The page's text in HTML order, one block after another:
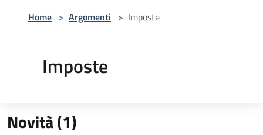
Home > Argomenti > Imposte
Imposte
Novità (1)